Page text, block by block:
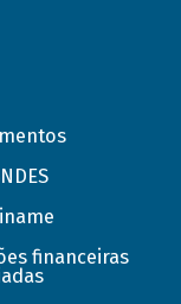
financeiras